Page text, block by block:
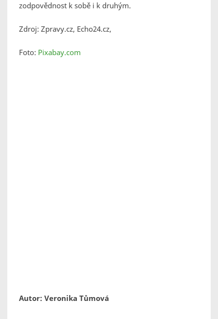
zodpovědnost k sobě i k druhým.
Zdroj: Zpravy.cz, Echo24.cz,
Foto: Pixabay.com
Autor: Veronika Tůmová